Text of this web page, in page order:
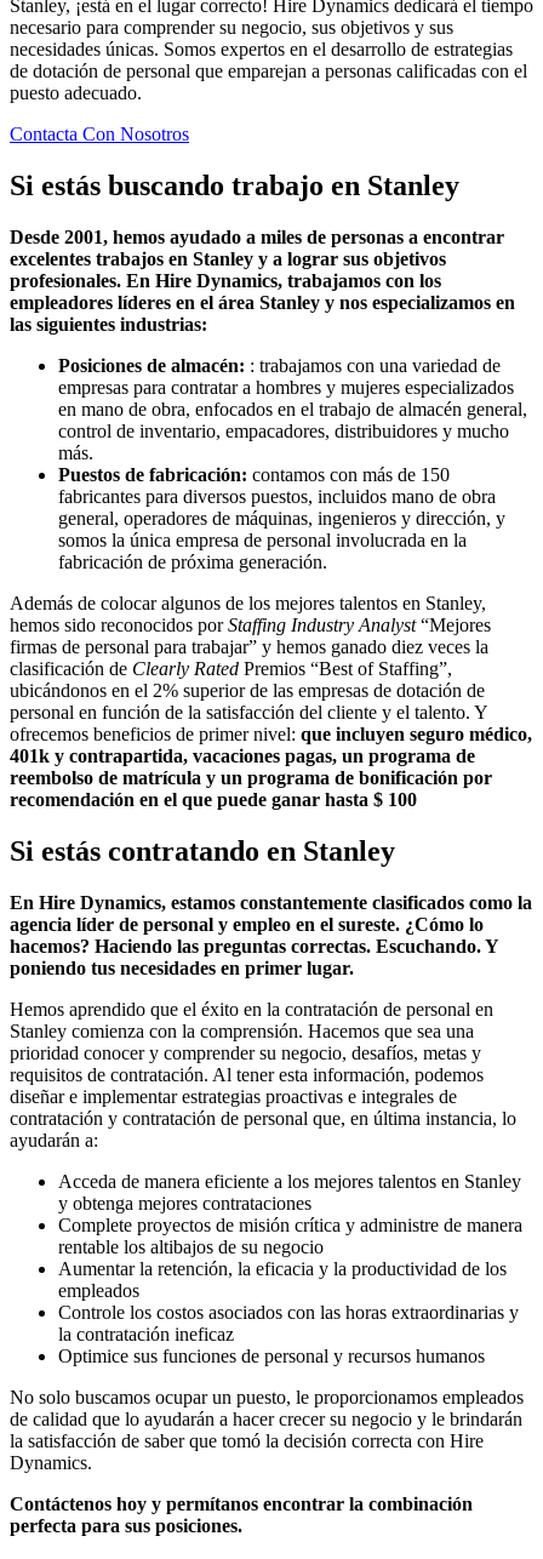
Stanley, ¡está en el lugar correcto! Hire Dynamics dedicará el tiempo
necesario para comprender su negocio, sus objetivos y sus
necesidades únicas. Somos expertos en el desarrollo de estrategias
de dotación de personal que emparejan a personas calificadas con el
puesto adecuado.
Contacta Con Nosotros
Si estás buscando trabajo en Stanley
Desde 2001, hemos ayudado a miles de personas a encontrar
excelentes trabajos en Stanley y a lograr sus objetivos
profesionales. En Hire Dynamics, trabajamos con los
empleadores líderes en el área Stanley y nos especializamos en
las siguientes industrias:
Posiciones de almacén: : trabajamos con una variedad de
empresas para contratar a hombres y mujeres especializados
en mano de obra, enfocados en el trabajo de almacén general,
control de inventario, empacadores, distribuidores y mucho
más.
Puestos de fabricación: contamos con más de 150
fabricantes para diversos puestos, incluidos mano de obra
general, operadores de máquinas, ingenieros y dirección, y
somos la única empresa de personal involucrada en la
fabricación de próxima generación.
Además de colocar algunos de los mejores talentos en Stanley,
hemos sido reconocidos porStaffing Industry Analyst“Mejores
firmas de personal para trabajar” y hemos ganado diez veces la
clasificación de Clearly Rated Premios “Best of Staffing”,
ubicándonos en el 2% superior de las empresas de dotación de
personal en función de la satisfacción del cliente y el talento. Y
ofrecemos beneficios de primer nivel: que incluyen seguro médico,
401k y contrapartida, vacaciones pagas, un programa de
reembolso de matrícula y un programa de bonificación por
recomendación en el que puede ganar hasta $ 100
Si estás contratando en Stanley
En Hire Dynamics, estamos constantemente clasificados como la
agencia líder de personal y empleo en el sureste. ¿Cómo lo
hacemos? Haciendo las preguntas correctas. Escuchando. Y
poniendo tus necesidades en primer lugar.
Hemos aprendido que el éxito en la contratación de personal en
Stanley comienza con la comprensión. Hacemos que sea una
prioridad conocer y comprender su negocio, desafíos, metas y
requisitos de contratación. Al tener esta información, podemos
diseñar e implementar estrategias proactivas e integrales de
contratación y contratación de personal que, en última instancia, lo
ayudarán a:
Acceda de manera eficiente a los mejores talentos en Stanley
y obtenga mejores contrataciones
Complete proyectos de misión crítica y administre de manera
rentable los altibajos de su negocio
Aumentar la retención, la eficacia y la productividad de los
empleados
Controle los costos asociados con las horas extraordinarias y
la contratación ineficaz
Optimice sus funciones de personal y recursos humanos
No solo buscamos ocupar un puesto, le proporcionamos empleados
de calidad que lo ayudarán a hacer crecer su negocio y le brindarán
la satisfacción de saber que tomó la decisión correcta con Hire
Dynamics.
Contáctenos hoy y permítanos encontrar la combinación
perfecta para sus posiciones.